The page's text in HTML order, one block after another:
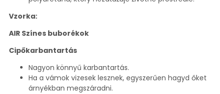
Vzorka:
AIR Színes buborékok
Cipőkarbantartás
Nagyon könnyű karbantartás.
Ha a vámok vizesek lesznek, egyszerűen hagyd őket
árnyékban megszáradni.